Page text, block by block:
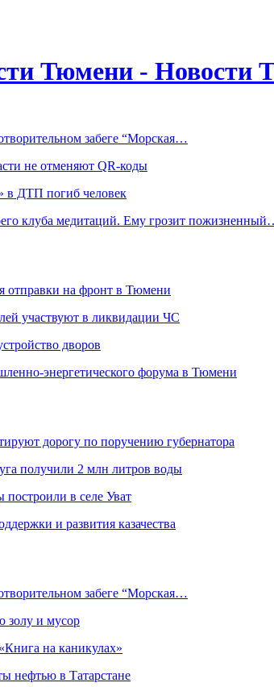
Тюмени - Новости
забеге “Морская…
не отменяют QR-коды
в ДТП погиб человек
клуба медитаций. Ему грозит
отправки на фронт в Тюмени
участвуют в ликвидации ЧС
дворов
энергетического форума в Тюмени
дорогу по поручению губернатора
получили 2 млн литров воды
в селе Уват
и развития казачества
забеге “Морская…
золу и мусор
на каникулах»
нефтью в Татарстане